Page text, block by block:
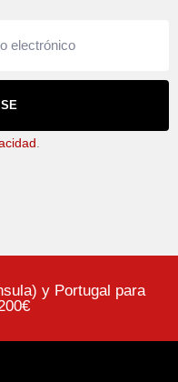
.
y Portugal para